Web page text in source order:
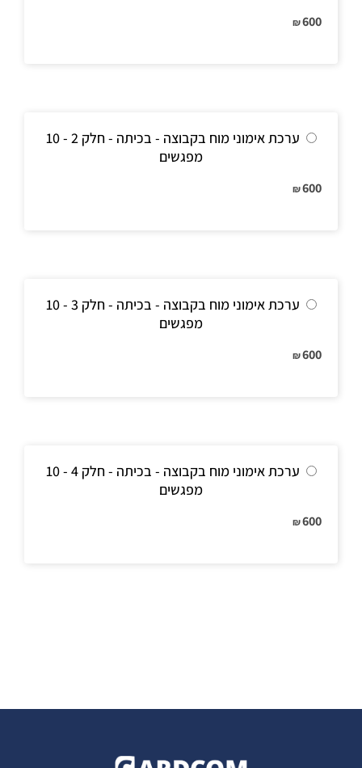
600
₪
ערכת אימוני מוח בקבוצה - בכיתה - חלק 2 - 10
מפגשים
600
₪
ערכת אימוני מוח בקבוצה - בכיתה - חלק 3 - 10
מפגשים
600
₪
ערכת אימוני מוח בקבוצה - בכיתה - חלק 4 - 10
מפגשים
600
₪